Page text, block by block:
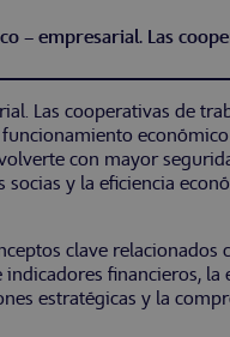
– empresarial. Las
Las cooperativas de
con mayor
y la eficiencia
clave
financieros,
estratégicas y la